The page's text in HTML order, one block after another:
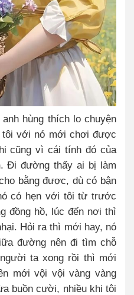
hùng thích lo chuyện
tôi với nó mới chơi được
cũng vì cái tính đó của
Đi đường thấy ai bị làm
bằng được, dù có bận
có hẹn với tôi từ trước
đồng hồ, lúc đến nơi thì
Hỏi ra thì mới hay, nó
đường nên đi tìm chỗ
ta xong rồi thì mới
mới vội vội vàng vàng
buồn cười, nhiều khi tôi